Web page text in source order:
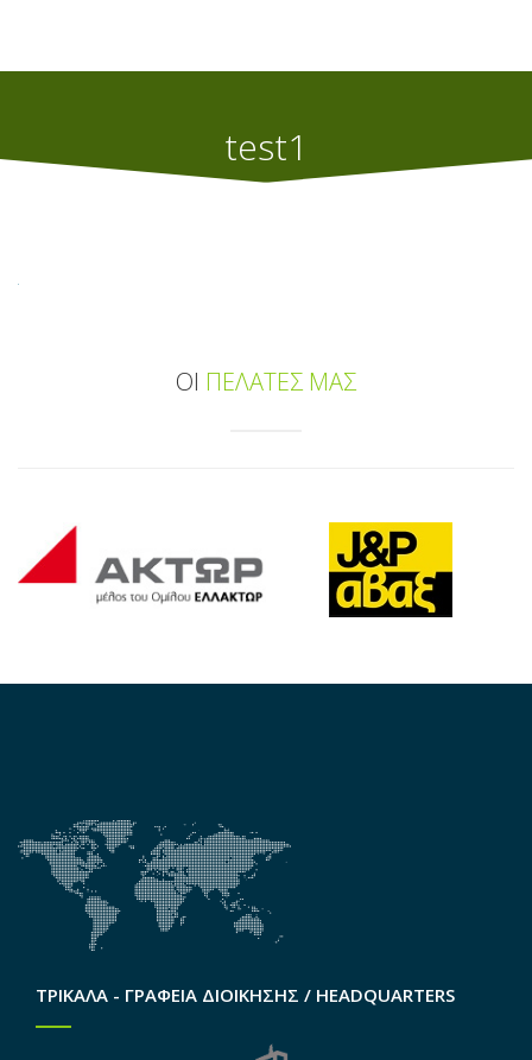
test1
test1
ΟΙ ΠΕΛΑΤΕΣ ΜΑΣ
ΤΡΙΚΑΛΑ - ΓΡΑΦΕΙΑ ΔΙΟΙΚΗΣΗΣ / HEADQUARTERS